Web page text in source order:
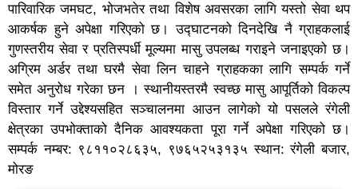
पारिवारिक जमघट, भोजभतेर तथा विशेष अवसरका लागि यस्तो सेवा थप
आकर्षक हुने अपेक्षा गरिएको छ। उद्घाटनको दिनदेखि नै ग्राहकलाई
गुणस्तरीय सेवा र प्रतिस्पर्धी मूल्यमा मासु उपलब्ध गराइने जनाइएको छ।
अग्रिम अर्डर तथा घरमै सेवा लिन चाहने ग्राहकका लागि सम्पर्क गर्ने
समेत अनुरोध गरेका छन । स्थानीयस्तरमै स्वच्छ मासु आपूर्तिको विकल्प
विस्तार गर्ने उद्देश्यसहित सञ्चालनमा आउन लागेको यो पसलले रंगेली
क्षेत्रका उपभोक्ताको दैनिक आवश्यकता पूरा गर्ने अपेक्षा गरिएको छ।
सम्पर्क नम्बर: ९८११०२८६३५, ९७६५२५३१३५ स्थान: रंगेली बजार,
मोरङ